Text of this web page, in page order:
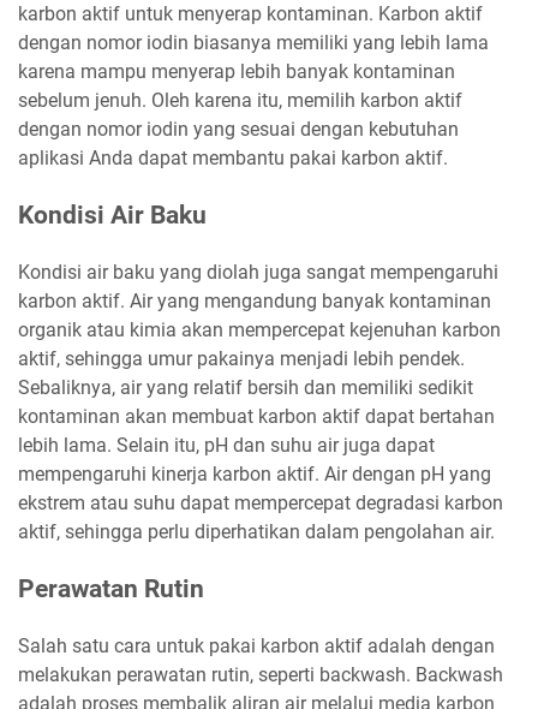
karbon aktif untuk menyerap kontaminan. Karbon aktif
dengan nomor iodin biasanya memiliki yang lebih lama
karena mampu menyerap lebih banyak kontaminan
sebelum jenuh. Oleh karena itu, memilih karbon aktif
dengan nomor iodin yang sesuai dengan kebutuhan
aplikasi Anda dapat membantu pakai karbon aktif.
Kondisi Air Baku
Kondisi air baku yang diolah juga sangat mempengaruhi
karbon aktif. Air yang mengandung banyak kontaminan
organik atau kimia akan mempercepat kejenuhan karbon
aktif, sehingga umur pakainya menjadi lebih pendek.
Sebaliknya, air yang relatif bersih dan memiliki sedikit
kontaminan akan membuat karbon aktif dapat bertahan
lebih lama. Selain itu, pH dan suhu air juga dapat
mempengaruhi kinerja karbon aktif. Air dengan pH yang
ekstrem atau suhu dapat mempercepat degradasi karbon
aktif, sehingga perlu diperhatikan dalam pengolahan air.
Perawatan Rutin
Salah satu cara untuk pakai karbon aktif adalah dengan
melakukan perawatan rutin, seperti backwash. Backwash
adalah proses membalik aliran air melalui media karbon